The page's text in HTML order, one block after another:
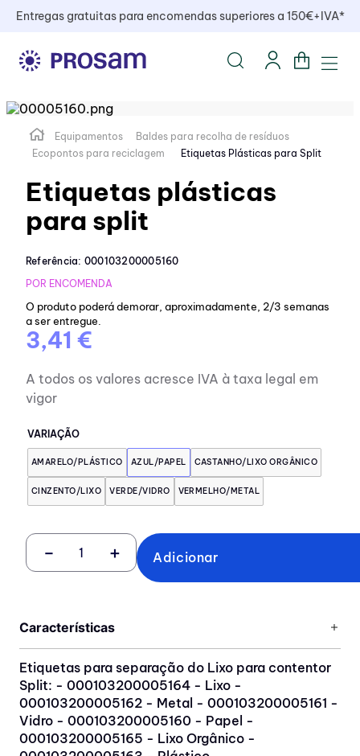
Entregas gratuitas para encomendas superiores a 150€+IVA*
Equipamentos
Baldes para recolha de resíduos
Ecopontos para reciclagem
Etiquetas Plásticas para Split
Etiquetas plásticas
para split
Referência: 000103200005160
POR ENCOMENDA
O produto poderá demorar, aproximadamente, 2/3 semanas
a ser entregue.
3,41 €
A todos os valores acresce IVA à taxa legal em
vigor
VARIAÇÃO
AMARELO/PLÁSTICO AZUL/PAPEL CASTANHO/LIXO ORGÂNICO
CINZENTO/LIXO VERDE/VIDRO VERMELHO/METAL
＋
－ Adicionar
Características
Etiquetas para separação do Lixo para contentor
Split: - 000103200005164 - Lixo -
000103200005162 - Metal - 000103200005161 -
Vidro - 000103200005160 - Papel -
000103200005165 - Lixo Orgânico -